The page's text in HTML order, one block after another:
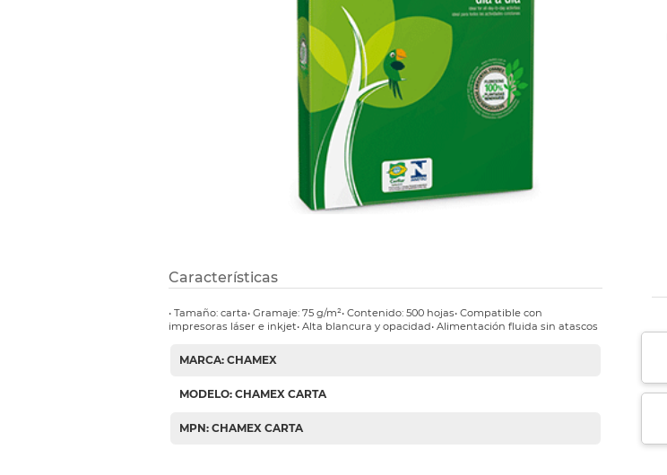
Etiquetas inkjet y láser
Refuerzos para carpeta
Características
• Tamaño: carta• Gramaje: 75 g/m²• Contenido: 500 hojas• Compatible con
impresoras láser e inkjet• Alta blancura y opacidad• Alimentación fluida sin atascos
MARCA: CHAMEX
MODELO: CHAMEX CARTA
MPN: CHAMEX CARTA